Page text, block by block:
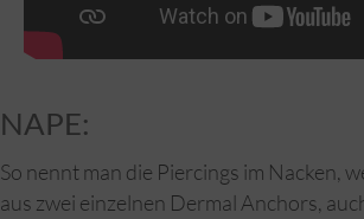
NAPE:
So nennt man die Piercings im Nacken,
aus zwei einzelnen Dermal Anchors,